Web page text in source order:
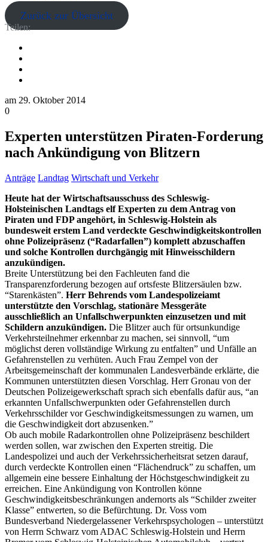
Zurück zur Übersicht
Teilen:
am 29. Oktober 2014
0
Experten unterstützen Piraten-Forderung
nach Ankündigung von Blitzern
Anträge Landtag Wirtschaft und Verkehr
Heute hat der Wirtschaftsausschuss des Schleswig-
Holsteinischen Landtags elf Experten zu dem Antrag von
Piraten und FDP angehört, in Schleswig-Holstein als
bundesweit erstem Land verdeckte Geschwindigkeitskontrollen
ohne Polizeipräsenz (“Radarfallen”) komplett abzuschaffen
und solche Kontrollen durchgängig mit Hinweisschildern
anzukündigen.
Breite Unterstützung bei den Fachleuten fand die
Transparenzforderung bezogen auf ortsfeste Blitzersäulen bzw.
“Starenkästen”. Herr Behrends vom Landespolizeiamt
unterstützte den Vorschlag, stationäre Messgeräte
ausschließlich an Unfallschwerpunkten einzusetzen und mit
Schildern anzukündigen. Die Blitzer auch für ortsunkundige
Verkehrsteilnehmer erkennbar zu machen, sei sinnvoll, “um
möglichst deren vollständige Wirkung zu entfalten” und Unfälle an
Gefahrenstellen zu verhüten. Auch Frau Zempel von der
Arbeitsgemeinschaft der kommunalen Landesverbände erklärte, die
Kommunen unterstützten diesen Vorschlag. Herr Gronau von der
Deutschen Polizeigewerkschaft sprach sich ebenfalls dafür aus, “an
erkannten Unfallschwerpunkten oder Gefahrenstellen durch
Verkehrsschilder vor Geschwindigkeitsmessungen zu warnen, um
die Geschwindigkeit dort abzusenken.”
Ob auch mobile Radarkontrollen ohne Polizeipräsenz beschildert
werden sollen, war zwischen den Experten streitig. Die
Landespolizei und auch der Verkehrssicherheitsrat setzen darauf,
durch verdeckte Kontrollen einen “Flächendruck” zu schaffen, um
allgemein eine bessere Einhaltung der Höchstgeschwindigkeit zu
erreichen. Eine Ankündigung von Kontrollen könne
Geschwindigkeitsbeschränkungen andernorts als “Schilder zweiter
Klasse” entwerten, so die Befürchtung. Dr. Voss vom
Bundesverband Niedergelassener Verkehrspsychologen – unterstützt
von Herrn Schwarz vom ADAC Schleswig-Holstein und Herrn